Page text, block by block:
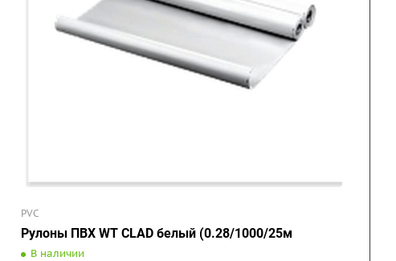
PVC
Рулоны ПВХ WT CLAD белый (0.28/1000/25м
В наличии